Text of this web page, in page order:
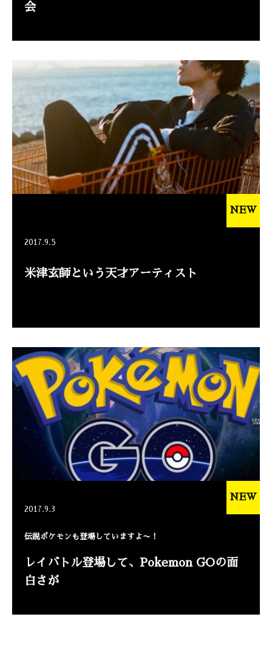
会
2017.9.5
米津玄師という天才アーティスト
NEW
2017.9.3
伝説ポケモンも登場していますよ〜！
レイバトル登場して、Pokemon GOの面
白さが
NEW